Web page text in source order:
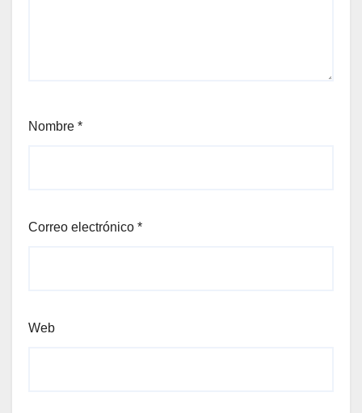
Nombre *
Correo electrónico *
Web